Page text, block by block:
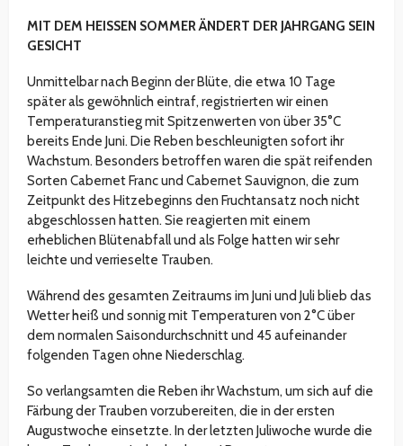
MIT DEM HEISSEN SOMMER ÄNDERT DER JAHRGANG SEIN
GESICHT
Unmittelbar nach Beginn der Blüte, die etwa 10 Tage
später als gewöhnlich eintraf, registrierten wir einen
Temperaturanstieg mit Spitzenwerten von über 35°C
bereits Ende Juni. Die Reben beschleunigten sofort ihr
Wachstum. Besonders betroffen waren die spät reifenden
Sorten Cabernet Franc und Cabernet Sauvignon, die zum
Zeitpunkt des Hitzebeginns den Fruchtansatz noch nicht
abgeschlossen hatten. Sie reagierten mit einem
erheblichen Blütenabfall und als Folge hatten wir sehr
leichte und verrieselte Trauben.
Während des gesamten Zeitraums im Juni und Juli blieb das
Wetter heiß und sonnig mit Temperaturen von 2°C über
dem normalen Saisondurchschnitt und 45 aufeinander
folgenden Tagen ohne Niederschlag.
So verlangsamten die Reben ihr Wachstum, um sich auf die
Färbung der Trauben vorzubereiten, die in der ersten
Augustwoche einsetzte. In der letzten Juliwoche wurde die